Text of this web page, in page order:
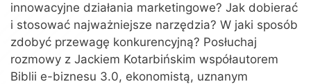
innowacyjne działania marketingowe? Jak dobierać
i stosować najważniejsze narzędzia? W jaki sposób
zdobyć przewagę konkurencyjną? Posłuchaj
rozmowy z Jackiem Kotarbińskim współautorem
Biblii e-biznesu 3.0, ekonomistą, uznanym